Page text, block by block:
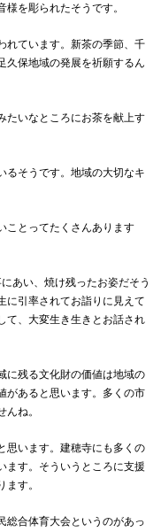
を彫られたそうです。
れています。新茶の季節、千
久保地域の発展を祈願するん
たいなところにお茶を献上す
るそうです。地域の大切なキ
ことってたくさんあります
にあい、焼け残ったお姿だそう
に引率されてお詣りに見えて
て、大変生き生きとお話され
に残る文化財の価値は地域の
があると思います。多くの市
ね。
思います。建穂寺にも多くの
ます。そういうところに支援
す。
総合体育大会というのがあっ